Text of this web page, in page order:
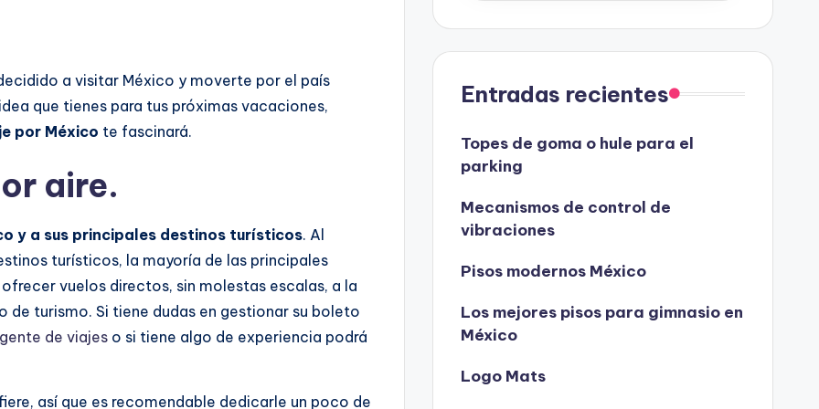
a visitar México y moverte por el país
que tienes para tus próximas vacaciones,
por México te fascinará.
aire.
y a sus principales destinos turísticos. Al
turísticos, la mayoría de las principales
vuelos directos, sin molestas escalas, a la
turismo. Si tiene dudas en gestionar su boleto
de viajes o si tiene algo de experiencia podrá
así que es recomendable dedicarle un poco de
Entradas recientes
Topes de goma o hule para el
parking
Mecanismos de control de
vibraciones
Pisos modernos México
Los mejores pisos para gimnasio en
México
Logo Mats